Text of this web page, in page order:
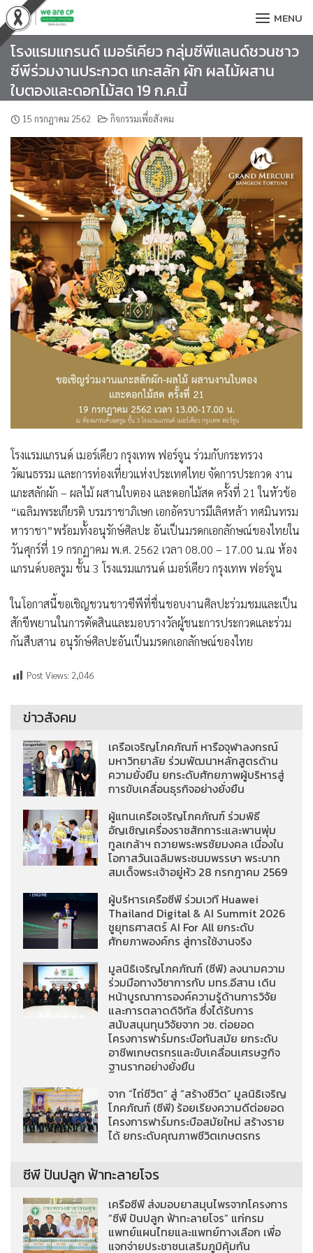
Skip
to
content
MENU
โรงแรมแกรนด์ เมอร์เคียว กลุ่มซีพีแลนด์ชวนชาว
ซีพีร่วมงานประกวด แกะสลัก ผัก ผลไม้ผสาน
ใบตองและดอกไม้สด 19 ก.ค.นี้
15 กรกฎาคม 2562 กิจกรรมเพื่อสังคม
โรงแรมแกรนด์ เมอร์เคียว กรุงเทพ ฟอร์จูน ร่วมกับกระทรวง
วัฒนธรรม และการท่องเที่ยวแห่งประเทศไทย จัดการประกวด งาน
แกะสลักผัก – ผลไม้ ผสานใบตอง และดอกไม้สด ครั้งที่ 21 ในหัวข้อ
“เฉลิมพระเกียรติ บรมราชาภิเษก เอกอัครบารมีเลิศหล้า ทศมินทรม
หาราชา”พร้อมทั้งอนุรักษ์ศิลปะ อันเป็นมรดกเอกลักษณ์ของไทยใน
วันศุกร์ที่ 19 กรกฏาคม พ.ศ. 2562 เวลา 08.00 – 17.00 น.ณ ห้อง
แกรนด์บอลรูม ชั้น 3 โรงแรมแกรนด์ เมอร์เคียว กรุงเทพ ฟอร์จูน
ในโอกาสนี้ขอเชิญชวนชาวซีพีที่ชื่นชอบงานศิลปะร่วมชมและเป็น
สักขีพยานในการตัดสินและมอบรางวัลผู้ชนะการประกวดและร่วม
กันสืบสาน อนุรักษ์ศิลปะอันเป็นมรดกเอกลักษณ์ของไทย
Post Views: 2,046
ข่าวสังคม
เครือเจริญโภคภัณฑ์ หารือจุฬาลงกรณ์
มหาวิทยาลัย ร่วมพัฒนาหลักสูตรด้าน
ความยั่งยืน ยกระดับศักยภาพผู้บริหารสู่
การขับเคลื่อนธุรกิจอย่างยั่งยืน
ผู้แทนเครือเจริญโภคภัณฑ์ ร่วมพิธี
อัญเชิญเครื่องราชสักการะและพานพุ่ม
ทูลเกล้าฯ ถวายพระพรชัยมงคล เนื่องใน
โอกาสวันเฉลิมพระชนมพรรษา พระบาท
สมเด็จพระเจ้าอยู่หัว 28 กรกฎาคม 2569
ผู้บริหารเครือซีพี ร่วมเวที Huawei
Thailand Digital & AI Summit 2026
ชูยุทธศาสตร์ AI For All ยกระดับ
ศักยภาพองค์กร สู่การใช้งานจริง
มูลนิธิเจริญโภคภัณฑ์ (ซีพี) ลงนามความ
ร่วมมือทางวิชาการกับ มทร.อีสาน เดิน
หน้าบูรณาการองค์ความรู้ด้านการวิจัย
และการตลาดดิจิทัล ซึ่งได้รับการ
สนับสนุนทุนวิจัยจาก วช. ต่อยอด
โครงการฟาร์มกระบือทันสมัย ยกระดับ
อาชีพเกษตรกรและขับเคลื่อนเศรษฐกิจ
ฐานรากอย่างยั่งยืน
จาก “ไถ่ชีวิต” สู่ “สร้างชีวิต” มูลนิธิเจริญ
โภคภัณฑ์ (ซีพี) ร้อยเรียงความดีต่อยอด
โครงการฟาร์มกระบือสมัยใหม่ สร้างราย
ได้ ยกระดับคุณภาพชีวิตเกษตรกร
ซีพี ปันปลูก ฟ้าทะลายโจร
เครือซีพี ส่งมอบยาสมุนไพรจากโครงการ
“ซีพี ปันปลูก ฟ้าทะลายโจร” แก่กรม
แพทย์แผนไทยและแพทย์ทางเลือก เพื่อ
แจกจ่ายประชาชนเสริมภูมิคุ้มกัน